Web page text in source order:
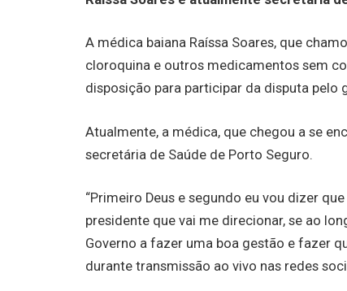
A médica baiana Raíssa Soares, que
cloroquina e outros medicamentos sem
disposição para participar da disputa pelo
Atualmente, a médica, que chegou a se
secretária de Saúde de Porto Seguro.
“Primeiro Deus e segundo eu vou dizer
presidente que vai me direcionar, se ao
Governo a fazer uma boa gestão e fazer
durante transmissão ao vivo nas redes